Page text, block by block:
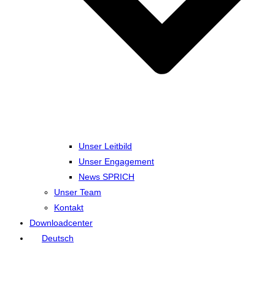
Unser Leitbild
Unser Engagement
News SPRICH
Unser Team
Kontakt
Downloadcenter
Deutsch